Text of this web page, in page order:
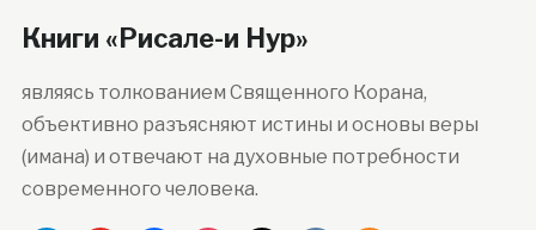
Книги «Рисале-и Нур»
являясь толкованием Священного Корана,
объективно разъясняют истины и основы веры
(имана) и отвечают на духовные потребности
современного человека.